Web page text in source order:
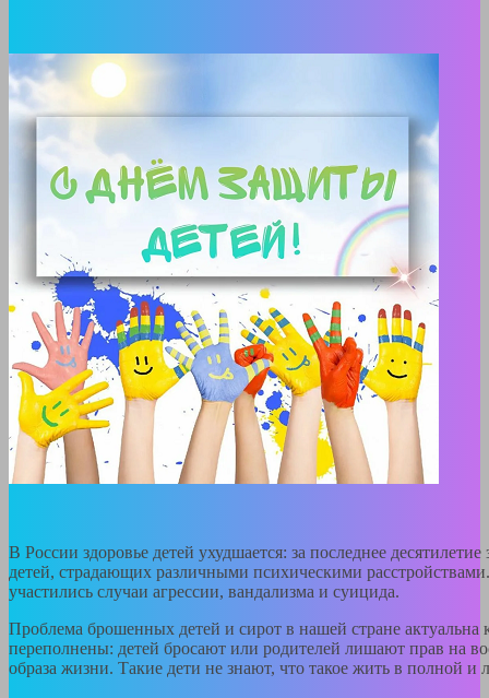
В России здоровье детей ухудшается: за последнее
детей, страдающих различными психическими
участились случаи агрессии, вандализма и суицида.
Проблема брошенных детей и сирот в нашей стране актуальна
переполнены: детей бросают или родителей лишают прав на
образа жизни. Такие дети не знают, что такое жить в полной и